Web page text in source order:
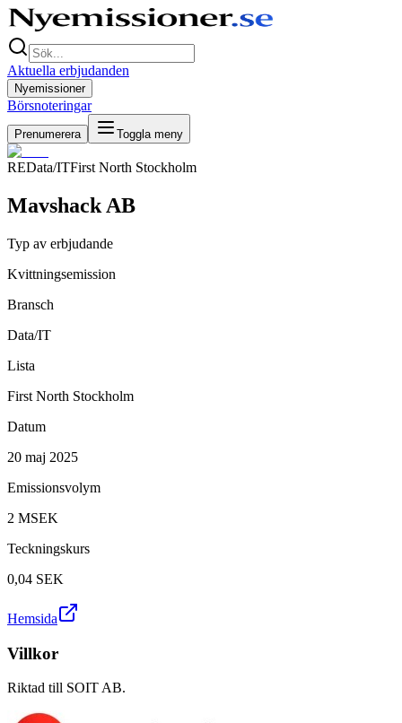
Aktuella erbjudanden
Nyemissioner
Börsnoteringar
Prenumerera Toggla meny
REData/ITFirst North Stockholm
Mavshack AB
Typ av erbjudande
Kvittningsemission
Bransch
Data/IT
Lista
First North Stockholm
Datum
20 maj 2025
Emissionsvolym
2 MSEK
Teckningskurs
0,04 SEK
Hemsida
Villkor
Riktad till SOIT AB.